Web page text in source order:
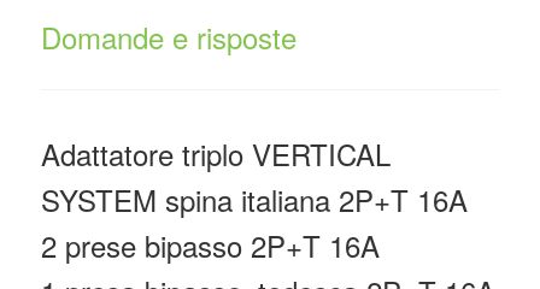
Domande e risposte
Adattatore triplo VERTICAL
SYSTEM spina italiana 2P+T 16A
2 prese bipasso 2P+T 16A